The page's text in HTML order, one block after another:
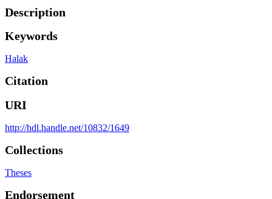
Description
Keywords
Halak
Citation
URI
http://hdl.handle.net/10832/1649
Collections
Theses
Endorsement